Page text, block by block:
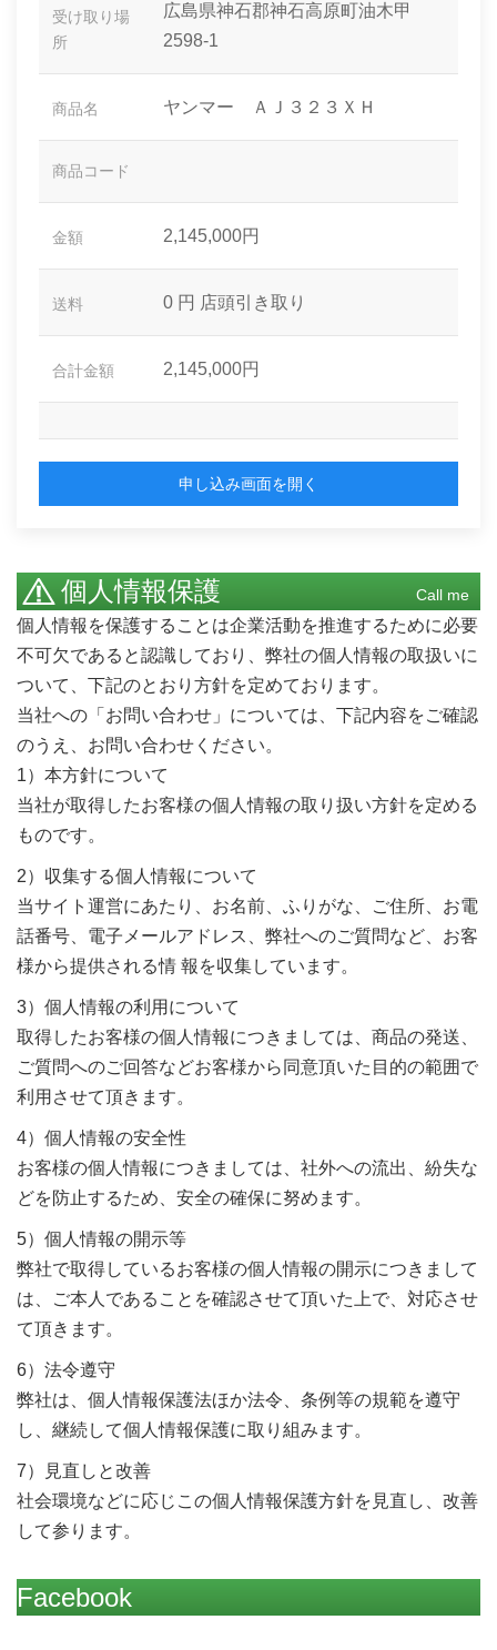
受け取り場
所
広島県神石郡神石高原町油木甲
2598-1
商品名 ヤンマー ＡＪ３２３ＸＨ
商品コード
金額 2,145,000円
送料 0 円 店頭引き取り
合計金額 2,145,000円
申し込み画面を開く
個人情報保護 Call me
個人情報を保護することは企業活動を推進するために必要
不可欠であると認識しており、弊社の個人情報の取扱いに
ついて、下記のとおり方針を定めております。
当社への「お問い合わせ」については、下記内容をご確認
のうえ、お問い合わせください。
1）本方針について
当社が取得したお客様の個人情報の取り扱い方針を定める
ものです。
2）収集する個人情報について
当サイト運営にあたり、お名前、ふりがな、ご住所、お電
話番号、電子メールアドレス、弊社へのご質問など、お客
様から提供される情 報を収集しています。
3）個人情報の利用について
取得したお客様の個人情報につきましては、商品の発送、
ご質問へのご回答などお客様から同意頂いた目的の範囲で
利用させて頂きます。
4）個人情報の安全性
お客様の個人情報につきましては、社外への流出、紛失な
どを防止するため、安全の確保に努めます。
5）個人情報の開示等
弊社で取得しているお客様の個人情報の開示につきまして
は、ご本人であることを確認させて頂いた上で、対応させ
て頂きます。
6）法令遵守
弊社は、個人情報保護法ほか法令、条例等の規範を遵守
し、継続して個人情報保護に取り組みます。
7）見直しと改善
社会環境などに応じこの個人情報保護方針を見直し、改善
して参ります。
Facebook